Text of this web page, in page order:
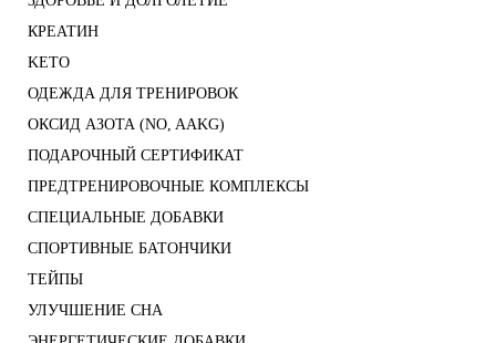
КРЕАТИН
KETO
ОДЕЖДА ДЛЯ ТРЕНИРОВОК
ОКСИД АЗОТА (NO, AAKG)
ПОДАРОЧНЫЙ СЕРТИФИКАТ
ПРЕДТРЕНИРОВОЧНЫЕ КОМПЛЕКСЫ
СПЕЦИАЛЬНЫЕ ДОБАВКИ
СПОРТИВНЫЕ БАТОНЧИКИ
ТЕЙПЫ
УЛУЧШЕНИЕ СНА